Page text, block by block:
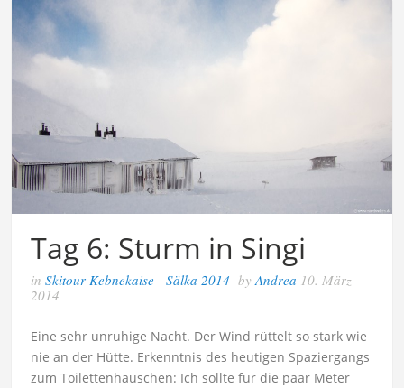
Tag 6: Sturm in Singi
inSkitour Kebnekaise - Sälka 2014 byAndrea 10. März
2014
Eine sehr unruhige Nacht. Der Wind rüttelt so stark wie
nie an der Hütte. Erkenntnis des heutigen Spaziergangs
zum Toilettenhäuschen: Ich sollte für die paar Meter